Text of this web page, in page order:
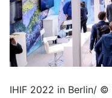
IHIF 2022 in Berlin/ ©